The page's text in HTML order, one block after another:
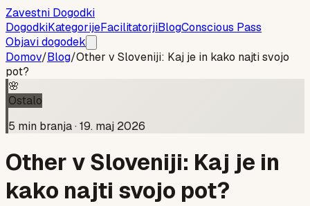
Zavestni Dogodki
DogodkiKategorijeFacilitatorjiBlogConscious Pass
Objavi dogodek
Domov/Blog/Other v Sloveniji: Kaj je in kako najti svojo
pot?
🌸
Ostalo
5 min branja ·19. maj 2026
Other v Sloveniji: Kaj je in
kako najti svojo pot?